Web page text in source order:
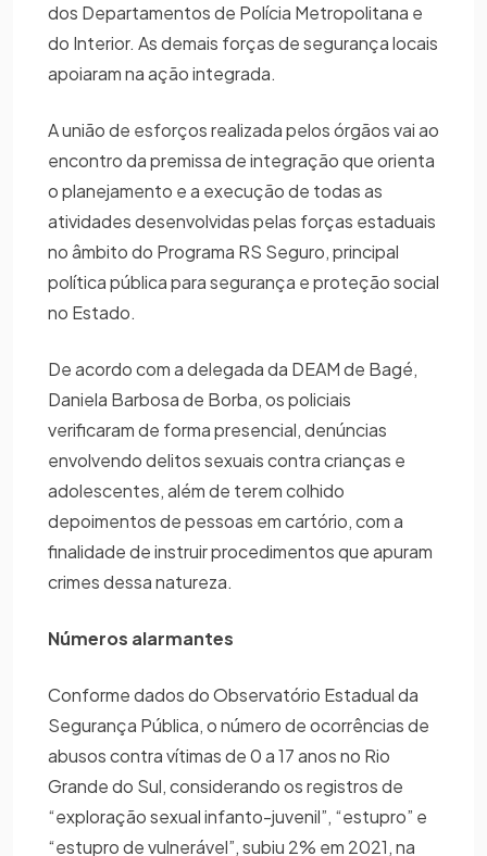
dos Departamentos de Polícia Metropolitana e
do Interior. As demais forças de segurança locais
apoiaram na ação integrada.
A união de esforços realizada pelos órgãos vai ao
encontro da premissa de integração que orienta
o planejamento e a execução de todas as
atividades desenvolvidas pelas forças estaduais
no âmbito do Programa RS Seguro, principal
política pública para segurança e proteção social
no Estado.
De acordo com a delegada da DEAM de Bagé,
Daniela Barbosa de Borba, os policiais
verificaram de forma presencial, denúncias
envolvendo delitos sexuais contra crianças e
adolescentes, além de terem colhido
depoimentos de pessoas em cartório, com a
finalidade de instruir procedimentos que apuram
crimes dessa natureza.
Números alarmantes
Conforme dados do Observatório Estadual da
Segurança Pública, o número de ocorrências de
abusos contra vítimas de 0 a 17 anos no Rio
Grande do Sul, considerando os registros de
“exploração sexual infanto-juvenil”, “estupro” e
“estupro de vulnerável”, subiu 2% em 2021, na